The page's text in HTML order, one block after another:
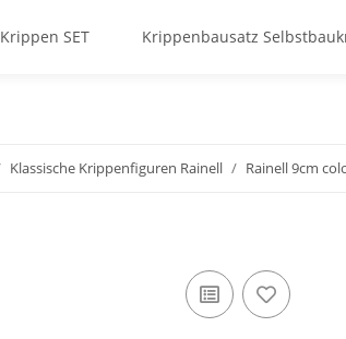
Krippen SET Krippenbausatz
Klassische Krippenfiguren Rainell Rainell 9cm